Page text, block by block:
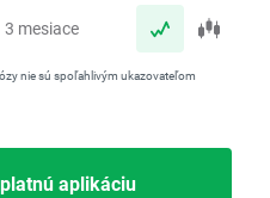
3 mesiace
nie sú spoľahlivým ukazovateľom
aplikáciu